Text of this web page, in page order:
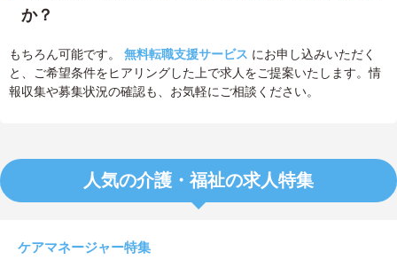
か？
もちろん可能です。 無料転職支援サービス にお申し込みいただく
と、ご希望条件をヒアリングした上で求人をご提案いたします。情
報収集や募集状況の確認も、お気軽にご相談ください。
人気の介護・福祉の求人特集
ケアマネージャー特集